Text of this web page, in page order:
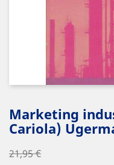
Marketing
Cariola)
21,95 €